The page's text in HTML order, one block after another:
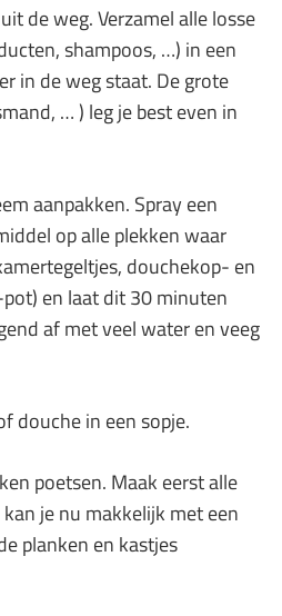
de weg. Verzamel alle losse
shampoos, …) in een
in de weg staat. De grote
… ) leg je best even in
aanpakken. Spray een
op alle plekken waar
douchekop- en
en laat dit 30 minuten
af met veel water en veeg
douche in een sopje.
poetsen. Maak eerst alle
je nu makkelijk met een
planken en kastjes